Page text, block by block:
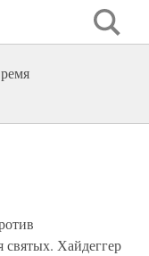
Хайдеггер